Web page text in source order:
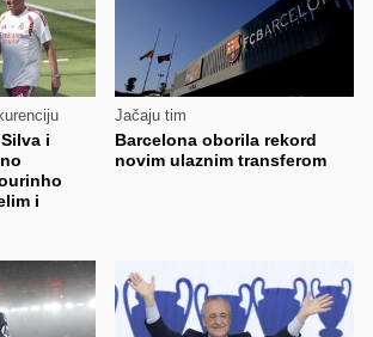
i
i
Jačaju tim
Barcelona oborila rekord
novim ulaznim transferom